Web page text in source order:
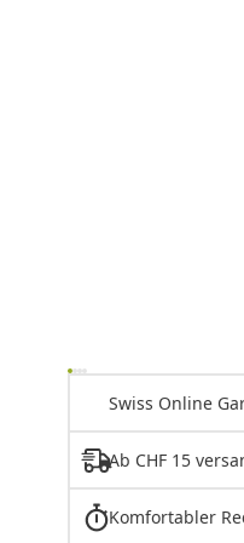
Swiss Online
Ab CHF 15
Komfortabler